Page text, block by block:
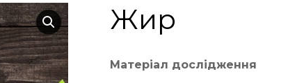
Жир
Матеріал дослідження